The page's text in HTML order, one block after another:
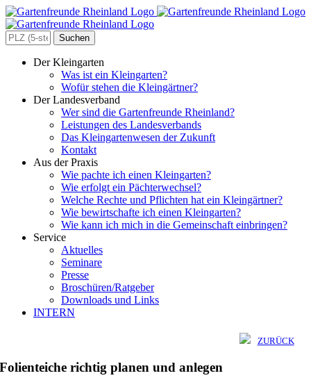
Zum
Inhalt
springen
Search
for:
Der Kleingarten
Was ist ein Kleingarten?
Wofür stehen die Kleingärtner?
Der Landesverband
Wer sind die Gartenfreunde Rheinland?
Leistungen des Landesverbands
Das Kleingartenwesen der Zukunft
Kontakt
Aus der Praxis
Wie pachte ich einen Kleingarten?
Wie erfolgt ein Pächterwechsel?
Welche Rechte und Pflichten hat ein Kleingärtner?
Wie bewirtschafte ich einen Kleingarten?
Wie kann ich mich in die Gemeinschaft einbringen?
Service
Aktuelles
Seminare
Presse
Broschüren/Ratgeber
Downloads und Links
INTERN
ZURÜCK
Folienteiche richtig planen und anlegen